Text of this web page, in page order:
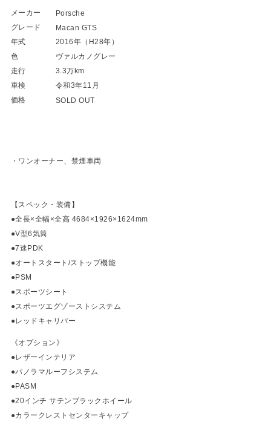
メーカー
Porsche
グレード
Macan GTS
年式
2016年（H28年）
色
ヴァルカノグレー
走行
3.3万km
車検
令和3年11月
価格
SOLD OUT
・ワンオーナー、禁煙車両
【スペック・装備】
●全長×全幅×全高 4684×1926×1624mm
●V型6気筒
●7速PDK
●オートスタート/ストップ機能
●PSM
●スポーツシート
●スポーツエグゾーストシステム
●レッドキャリパー
《オプション》
●レザーインテリア
●パノラマルーフシステム
●PASM
●20インチ サテンブラックホイール
●カラークレストセンターキャップ